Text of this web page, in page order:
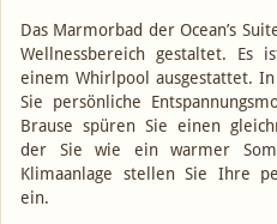
Das Marmorbad der Ocean’s
Wellnessbereich gestaltet. Es
einem Whirlpool ausgestattet.
Sie persönliche
Brause spüren Sie einen
der Sie wie ein warmer
Klimaanlage stellen Sie Ihre
ein.